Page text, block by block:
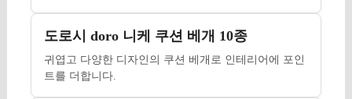
도로시 doro 니케 쿠션 베개 10종
귀엽고 다양한 디자인의 쿠션 베개로 인테리어에 포인
트를 더합니다.